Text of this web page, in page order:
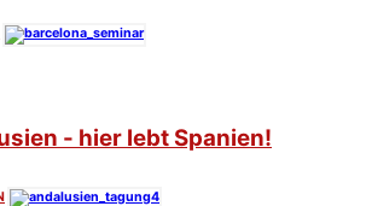
- hier lebt Spanien!